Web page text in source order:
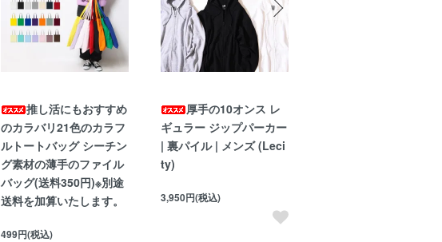
推し活にもおすすめ
のカラバリ21色のカラフ
ルトートバッグ シーチン
グ素材の薄手のファイル
バッグ(送料350円)※別途
送料を加算いたします。
499円(税込)
厚手の10オンス レ
ギュラー ジップパーカー
| 裏パイル | メンズ (Leci
ty)
3,950円(税込)